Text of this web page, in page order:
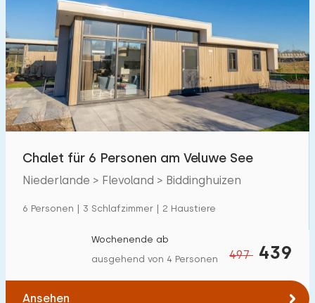
Chalet für 6 Personen am Veluwe See
Niederlande > Flevoland > Biddinghuizen
6 Personen | 3 Schlafzimmer | 2 Haustiere
497 439
Wochenende ab
ausgehend von 4 Personen
Ansehen